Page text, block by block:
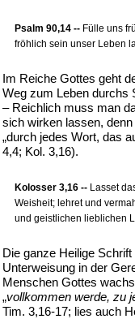
Psalm 90,14 -- Fülle uns
fröhlich sein unser Leben
Im Reiche Gottes geht
Weg zum Leben durchs
– Reichlich muss man
sich wirken lassen,
„durch jedes Wort, das
4,4; Kol. 3,16).
Kolosser 3,16 -- Lasset
Weisheit; lehret und
und geistlichen lieblichen
Die ganze Heilige
Unterweisung in der
Menschen Gottes
„vollkommen werde, zu
Tim. 3,16-17; lies auch